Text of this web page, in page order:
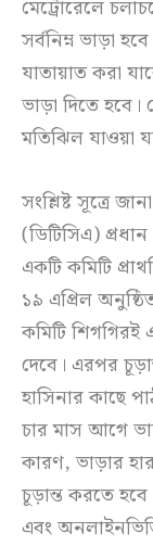
মেট্রোরেলে
সর্বনিম্ন ভাড়া
যাতায়াত করা
ভাড়া দিতে হবে।
মতিঝিল যাওয়া
সংশ্লিষ্ট সূত্রে
(ডিটিসিএ) প্রধান
একটি কমিটি
১৯ এপ্রিল
কমিটি শিগগিরই
দেবে। এরপর
হাসিনার কাছে
চার মাস আগে
কারণ, ভাড়ার
চূড়ান্ত করতে
এবং